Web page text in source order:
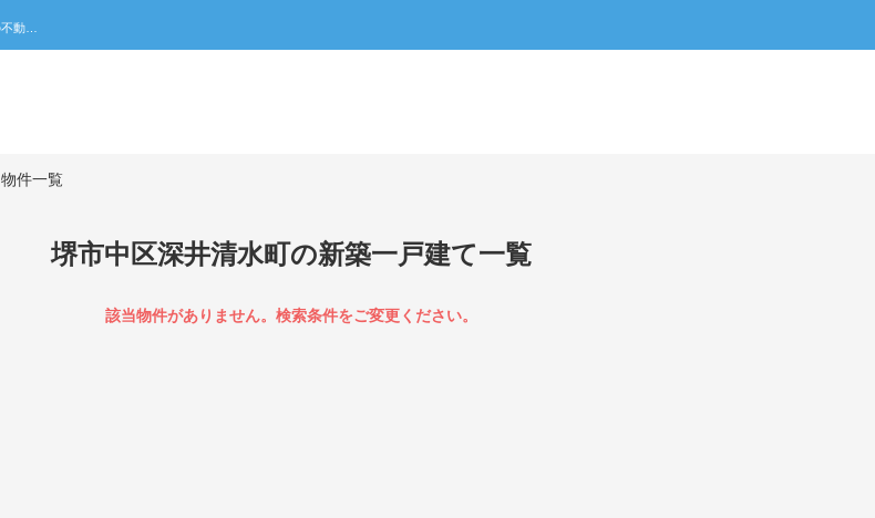
物件一覧
堺市中区深井清水町の新築一戸建て一覧
該当物件がありません。検索条件をご変更ください。